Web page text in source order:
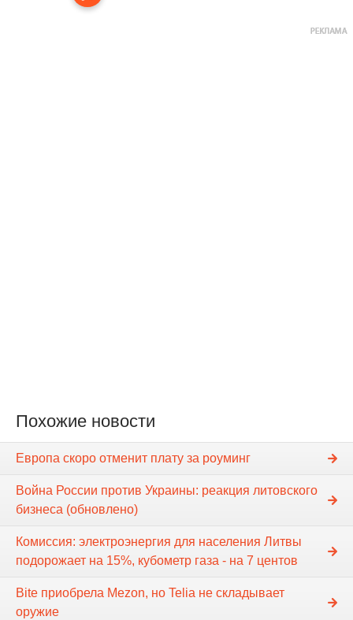
Похожие новости
Европа скоро отменит плату за роуминг
Война России против Украины: реакция литовского
бизнеса (обновлено)
Комиссия: электроэнергия для населения Литвы
подорожает на 15%, кубометр газа - на 7 центов
Bite приобрела Mezon, но Telia не складывает
оружие